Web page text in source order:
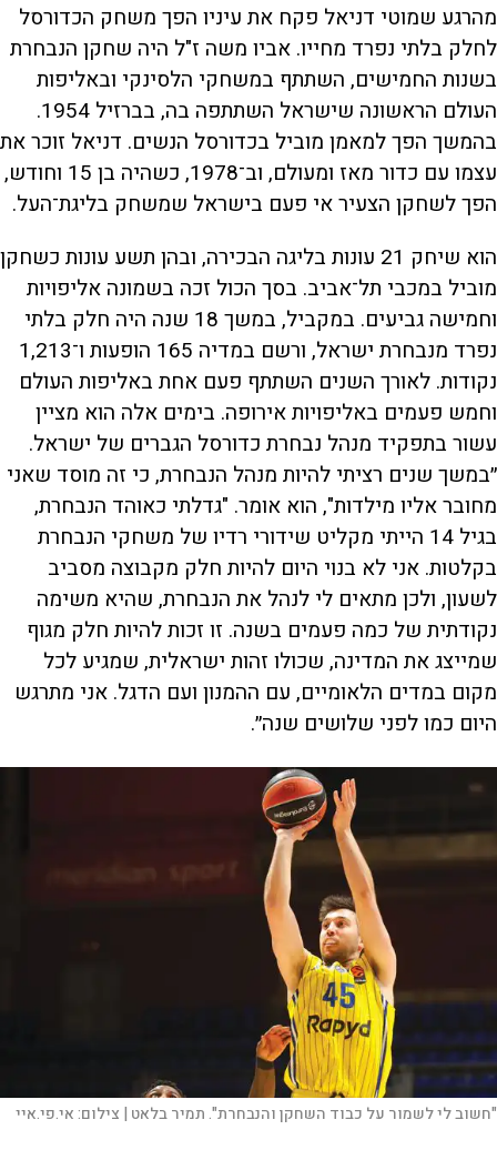
מהרגע שמוטי דניאל פקח את עיניו הפך משחק הכדורסל
לחלק בלתי נפרד מחייו. אביו משה ז"ל היה שחקן הנבחרת
בשנות החמישים, השתתף במשחקי הלסינקי ובאליפות
העולם הראשונה שישראל השתתפה בה, בברזיל 1954.
בהמשך הפך למאמן מוביל בכדורסל הנשים. דניאל זוכר את
עצמו עם כדור מאז ומעולם, וב־1978, כשהיה בן 15 וחודש,
הפך לשחקן הצעיר אי פעם בישראל שמשחק בליגת־העל.
הוא שיחק 21 עונות בליגה הבכירה, ובהן תשע עונות כשחקן
מוביל במכבי תל־אביב. בסך הכול זכה בשמונה אליפויות
וחמישה גביעים. במקביל, במשך 18 שנה היה חלק בלתי
נפרד מנבחרת ישראל, ורשם במדיה 165 הופעות ו־1,213
נקודות. לאורך השנים השתתף פעם אחת באליפות העולם
וחמש פעמים באליפויות אירופה. בימים אלה הוא מציין
עשור בתפקיד מנהל נבחרת כדורסל הגברים של ישראל.
״במשך שנים רציתי להיות מנהל הנבחרת, כי זה מוסד שאני
מחובר אליו מילדות", הוא אומר. "גדלתי כאוהד הנבחרת,
בגיל 14 הייתי מקליט שידורי רדיו של משחקי הנבחרת
בקלטות. אני לא בנוי היום להיות חלק מקבוצה מסביב
לשעון, ולכן מתאים לי לנהל את הנבחרת, שהיא משימה
נקודתית של כמה פעמים בשנה. זו זכות להיות חלק מגוף
שמייצג את המדינה, שכולו זהות ישראלית, שמגיע לכל
מקום במדים הלאומיים, עם ההמנון ועם הדגל. אני מתרגש
היום כמו לפני שלושים שנה״.
"חשוב לי לשמור על כבוד השחקן והנבחרת". תמיר בלאט | צילום:אי.פי.איי